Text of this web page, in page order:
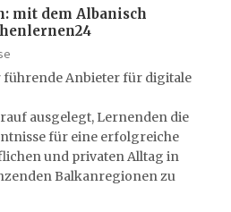
mit dem Albanisch
führende Anbieter für digitale
ausgelegt, Lernenden die
für eine erfolgreiche
und privaten Alltag in
Balkanregionen zu